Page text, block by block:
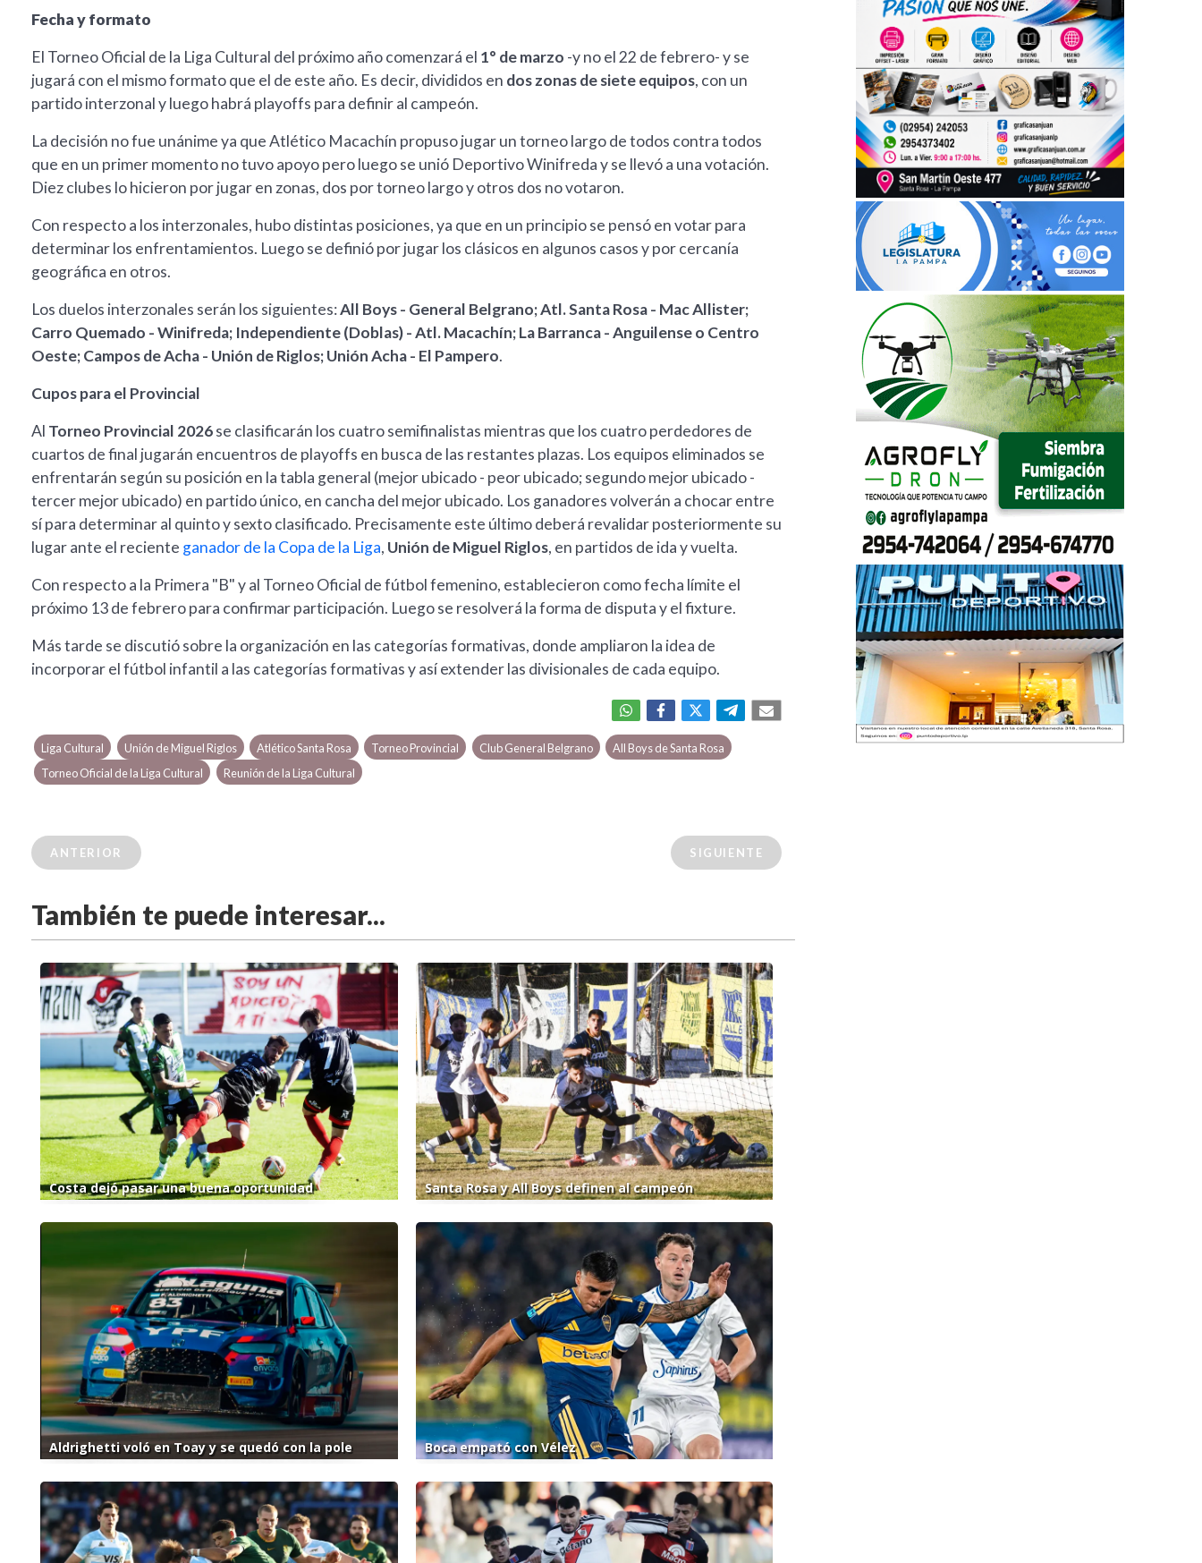
Fecha y formato
El Torneo Oficial de la Liga Cultural del próximo año comenzará el 1° de marzo -y no el 22 de febrero- y se
jugará con el mismo formato que el de este año. Es decir, divididos en dos zonas de siete equipos, con un
partido interzonal y luego habrá playoffs para definir al campeón.
La decisión no fue unánime ya que Atlético Macachín propuso jugar un torneo largo de todos contra todos
que en un primer momento no tuvo apoyo pero luego se unió Deportivo Winifreda y se llevó a una votación.
Diez clubes lo hicieron por jugar en zonas, dos por torneo largo y otros dos no votaron.
Con respecto a los interzonales, hubo distintas posiciones, ya que en un principio se pensó en votar para
determinar los enfrentamientos. Luego se definió por jugar los clásicos en algunos casos y por cercanía
geográfica en otros.
Los duelos interzonales serán los siguientes:All Boys - General Belgrano; Atl. Santa Rosa - Mac Allister;
Carro Quemado - Winifreda; Independiente (Doblas) - Atl. Macachín; La Barranca - Anguilense o Centro
Oeste; Campos de Acha - Unión de Riglos; Unión Acha - El Pampero.
Cupos para el Provincial
Al Torneo Provincial 2026se clasificarán los cuatro semifinalistas mientras que los cuatro perdedores de
cuartos de final jugarán encuentros de playoffs en busca de las restantes plazas. Los equipos eliminados se
enfrentarán según su posición en la tabla general (mejor ubicado - peor ubicado; segundo mejor ubicado -
tercer mejor ubicado) en partido único, en cancha del mejor ubicado. Los ganadores volverán a chocar entre
sí para determinar al quinto y sexto clasificado. Precisamente este último deberá revalidar posteriormente su
lugar ante el reciente ganador de la Copa de la Liga, Unión de Miguel Riglos, en partidos de ida y vuelta.
Con respecto a la Primera "B" y al Torneo Oficial de fútbol femenino, establecieron como fecha límite el
próximo 13 de febrero para confirmar participación. Luego se resolverá la forma de disputa y el fixture.
Más tarde se discutió sobre la organización en las categorías formativas, donde ampliaron la idea de
incorporar el fútbol infantil a las categorías formativas y así extender las divisionales de cada equipo.
Liga Cultural Unión de Miguel Riglos Atlético Santa Rosa Torneo Provincial Club General Belgrano
All Boys de Santa Rosa
Torneo Oficial de la Liga Cultural
Reunión de la Liga Cultural
ANTERIOR SIGUIENTE
También te puede interesar...
Costa dejó pasar una buena oportunidad Santa Rosa y All Boys definen al campeón
Aldrighetti voló en Toay y se quedó con la pole Boca empató con Vélez